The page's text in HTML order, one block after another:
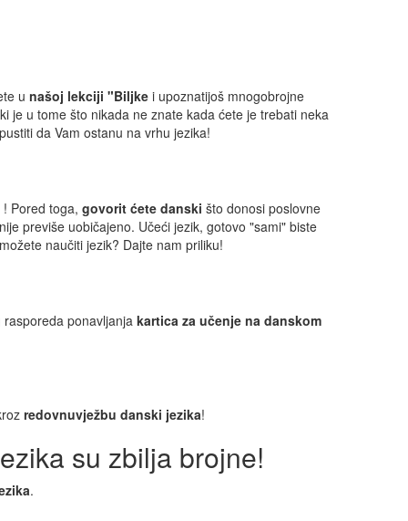
u našoj lekciji "Biljke i upoznatijoš mnogobrojne
je u tome što nikada ne znate kada ćete je trebati neka
da Vam ostanu na vrhu jezika!
Pored toga, govorit ćete danski što donosi poslovne
previše uobičajeno. Učeći jezik, gotovo "sami" biste
naučiti jezik? Dajte nam priliku!
ponavljanja kartica za učenje na danskom
redovnuvježbu danski jezika!
su zbilja brojne!
.